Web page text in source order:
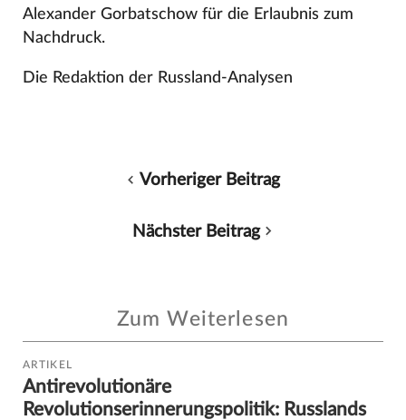
Alexander Gorbatschow für die Erlaubnis zum
Nachdruck.
Die Redaktion der Russland-Analysen
Vorheriger Beitrag
Nächster Beitrag
Zum Weiterlesen
ARTIKEL
Antirevolutionäre
Revolutionserinnerungspolitik: Russlands